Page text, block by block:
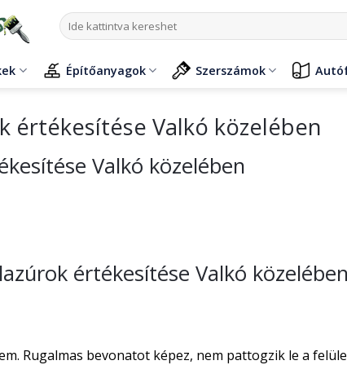
Keresés
a
Építőanyagok Szerszámok
értékesítése Valkó közelében
Valkó közelében
értékesítése Valkó közelében
Rugalmas bevonatot képez, nem pattogzik le a